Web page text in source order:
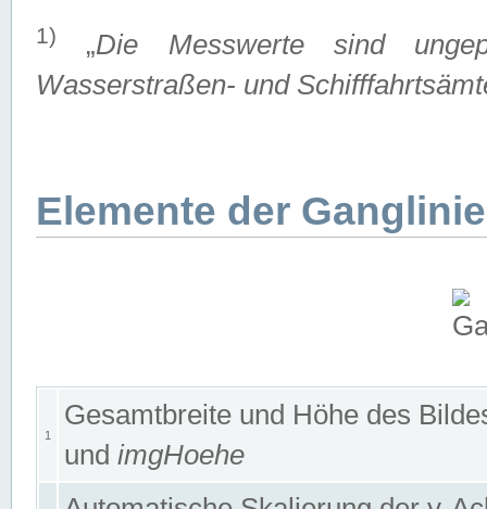
1) „Die Messwerte sind
Wasserstraßen- und
Elemente der
1
Gesamtbreite und Höhe des
und imgHoehe